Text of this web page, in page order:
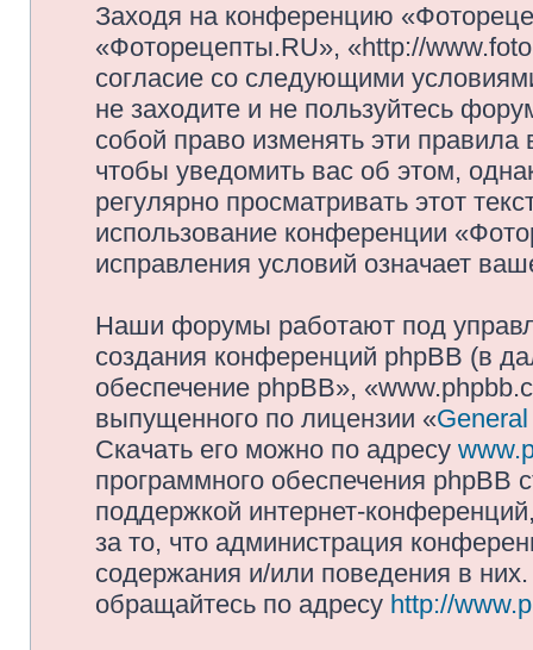
Заходя на конференцию
«Фоторецепты.RU», «http://
согласие со следующими
не заходите и не пользуйтесь
собой право изменять эти
чтобы уведомить вас об этом,
регулярно просматривать этот
использование конференции
исправления условий означает
Наши форумы работают под
создания конференций phpBB (в
обеспечение phpBB»,
выпущенного по лицензии «
Скачать его можно по адресу
программного обеспечения phpBB
поддержкой интернет-
за то, что администрация
содержания и/или поведения в
обращайтесь по адресу http://